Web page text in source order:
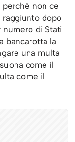
perché non ce
raggiunto dopo
numero di Stati
bancarotta la
una multa
come il
come il